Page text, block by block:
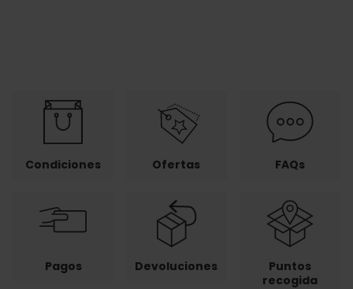
Condiciones Ofertas FAQs
Pagos Devoluciones
Puntos
recogida